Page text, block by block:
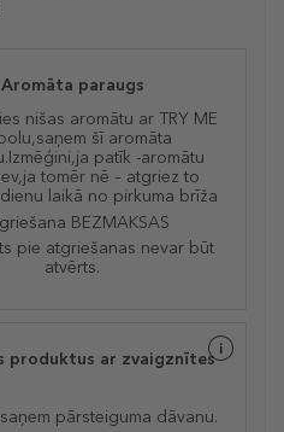
Aromāta paraugs
nišas aromātu ar TRY ME
šī aromāta
patīk -aromātu
tomēr nē – atgriez to
laikā no pirkuma brīža
BEZMAKSAS
pie atgriešanas nevar būt
atvērts.
produktus ar zvaigznītes
saņem pārsteiguma dāvanu.